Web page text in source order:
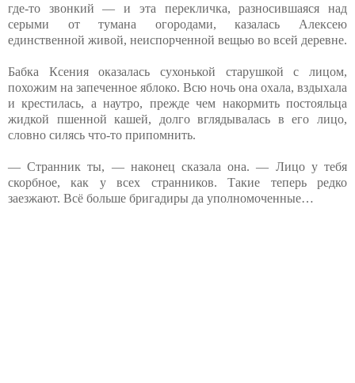
где-то звонкий — и эта перекличка, разносившаяся над
серыми от тумана огородами, казалась Алексею
единственной живой, неиспорченной вещью во всей деревне.
Бабка Ксения оказалась сухонькой старушкой с лицом,
похожим на запеченное яблоко. Всю ночь она охала, вздыхала
и крестилась, а наутро, прежде чем накормить постояльца
жидкой пшенной кашей, долго вглядывалась в его лицо,
словно силясь что-то припомнить.
— Странник ты, — наконец сказала она. — Лицо у тебя
скорбное, как у всех странников. Такие теперь редко
заезжают. Всё больше бригадиры да уполномоченные…